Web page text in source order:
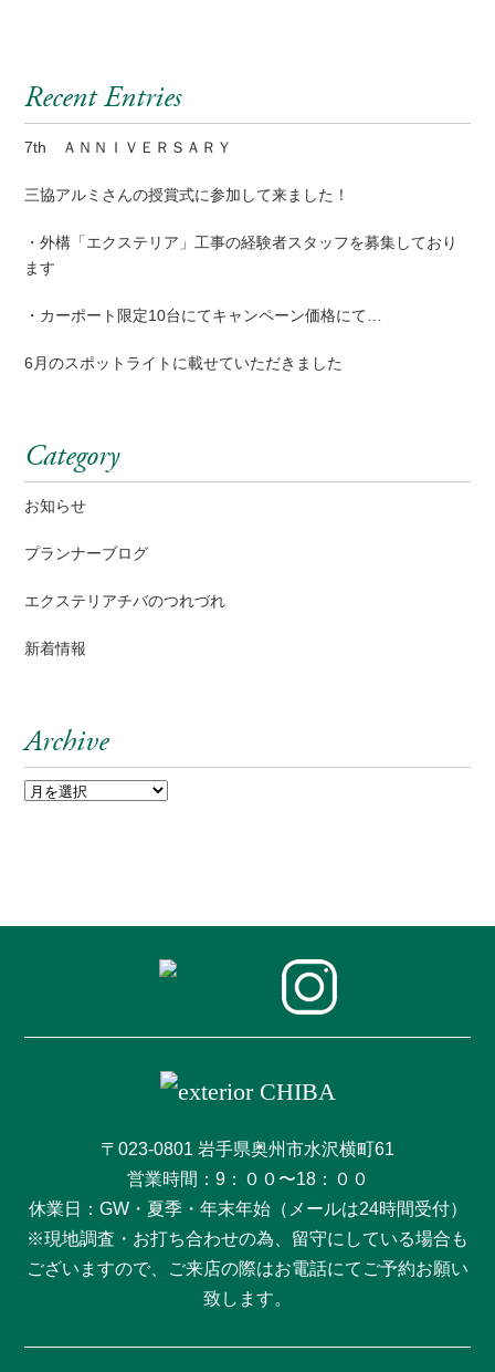
Recent Entries
7th ＡＮＮＩＶＥＲＳＡＲＹ
三協アルミさんの授賞式に参加して来ました！
・外構「エクステリア」工事の経験者スタッフを募集しており
ます
・カーポート限定10台にてキャンペーン価格にて…
6月のスポットライトに載せていただきました
Category
お知らせ
プランナーブログ
エクステリアチバのつれづれ
新着情報
Archive
〒023-0801 岩手県奥州市水沢横町61
営業時間：9：００〜18：００
休業日：GW・夏季・年末年始（メールは24時間受付）
※現地調査・お打ち合わせの為、留守にしている場合も
ございますので、ご来店の際はお電話にてご予約お願い
致します。